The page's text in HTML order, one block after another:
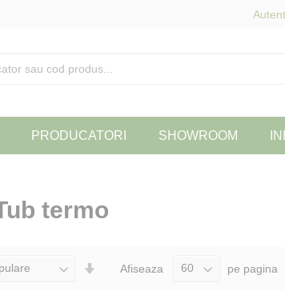
PRODUCATORI SHOWROOM
termo
SeteazaAfiseaza pe pagina